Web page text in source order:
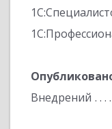
Внедрений